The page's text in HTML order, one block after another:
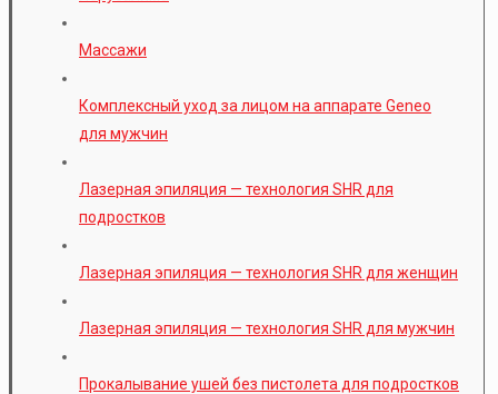
Массажи
Комплексный уход за лицом на аппарате Geneo
для мужчин
Лазерная эпиляция — технология SHR для
подростков
Лазерная эпиляция — технология SHR для женщин
Лазерная эпиляция — технология SHR для мужчин
Прокалывание ушей без пистолета для подростков